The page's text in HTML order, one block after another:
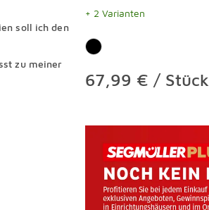
soll ich den
zu meiner
+ 2 Varianten
67,99 € / Stück